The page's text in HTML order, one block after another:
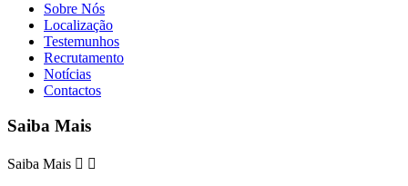
Sobre Nós
Localização
Testemunhos
Recrutamento
Notícias
Contactos
Saiba Mais
Saiba Mais  